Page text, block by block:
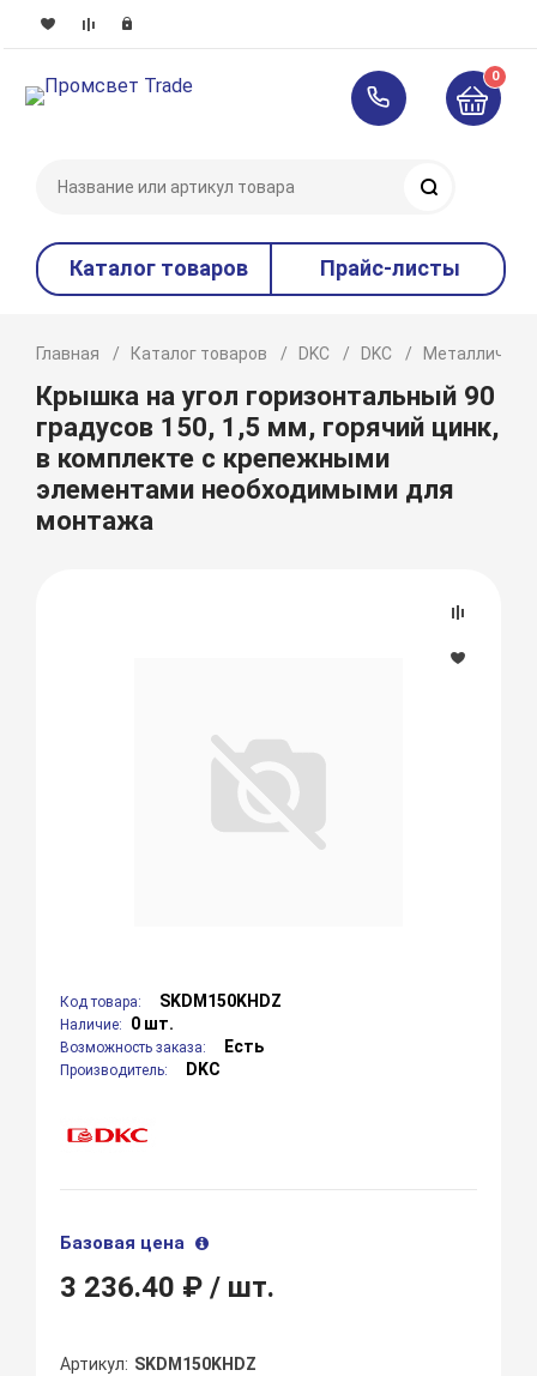
0
Каталог товаров Прайс-листы
Главная Каталог товаров DKC DKC
Крышка на угол горизонтальный 90
градусов 150, 1,5 мм, горячий цинк,
в комплекте с крепежными
элементами необходимыми для
монтажа
Код товара: SKDM150KHDZ
Наличие: 0 шт.
Возможность заказа: Есть
Производитель: DKC
Базовая цена
3 236.40 ₽/ шт.
Артикул
SKDM150KHDZ